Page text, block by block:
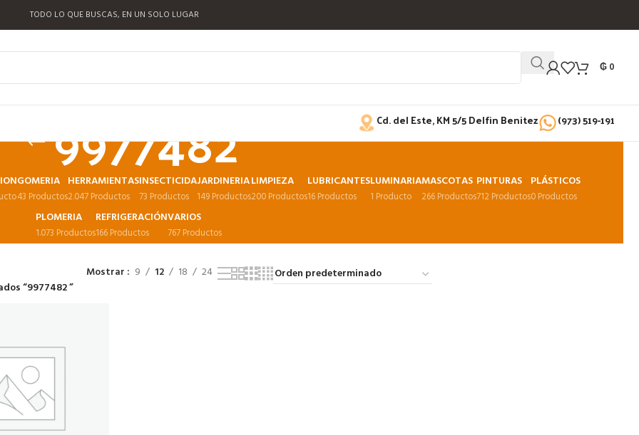
TODO LO QUE BUSCAS, EN UN SOLO LUGAR
₲0
Cd. del Este, KM 5/5 Delfin Benitez (973) 519-191
9977482
GOMERIA
43 Productos
HERRAMIENTAS
2.047 Productos
INSECTICIDA
73 Productos
JARDINERIA
149 Productos
LIMPIEZA
200 Productos
LUBRICANTES
16 Productos
LUMINARIA
1 Producto
MASCOTAS
266 Productos
PINTURAS
712 Productos
PLÁSTICOS
0 Productos
PLOMERIA
1.073 Productos
REFRIGERACIÓN
166 Productos
VARIOS
767 Productos
“9977482 ”
Mostrar 9 12 18 24